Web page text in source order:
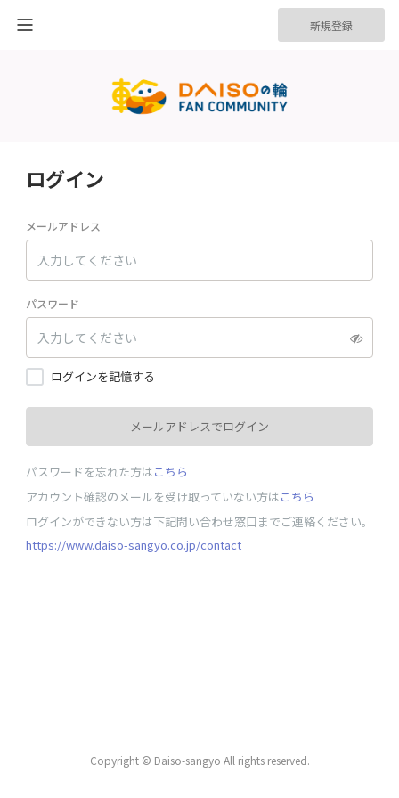
新規登録
ログイン
メールアドレス
パスワード
ログインを記憶する
メールアドレスでログイン
パスワードを忘れた方はこちら
アカウント確認のメールを受け取っていない方はこちら
ログインができない方は下記問い合わせ窓口までご連絡ください。
https://www.daiso-sangyo.co.jp/contact
Copyright © Daiso-sangyo All rights reserved.